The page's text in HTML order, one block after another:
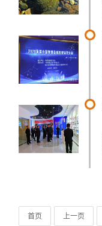
首页 上一页